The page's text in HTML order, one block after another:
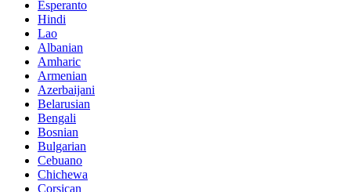
Esperanto
Hindi
Lao
Albanian
Amharic
Armenian
Azerbaijani
Belarusian
Bengali
Bosnian
Bulgarian
Cebuano
Chichewa
Corsican